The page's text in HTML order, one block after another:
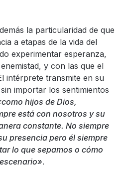
la particularidad de que
a etapas de la vida del
experimentar esperanza,
y con las que el
intérprete transmite en su
importar los sentimientos
hijos de Dios,
está con nosotros y su
constante. No siempre
presencia pero él siempre
lo que sepamos o cómo
.